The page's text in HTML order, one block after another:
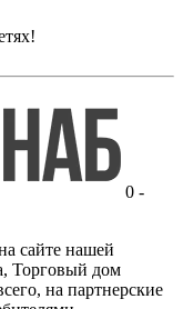
0 -
сайте нашей
Торговый дом
на партнерские